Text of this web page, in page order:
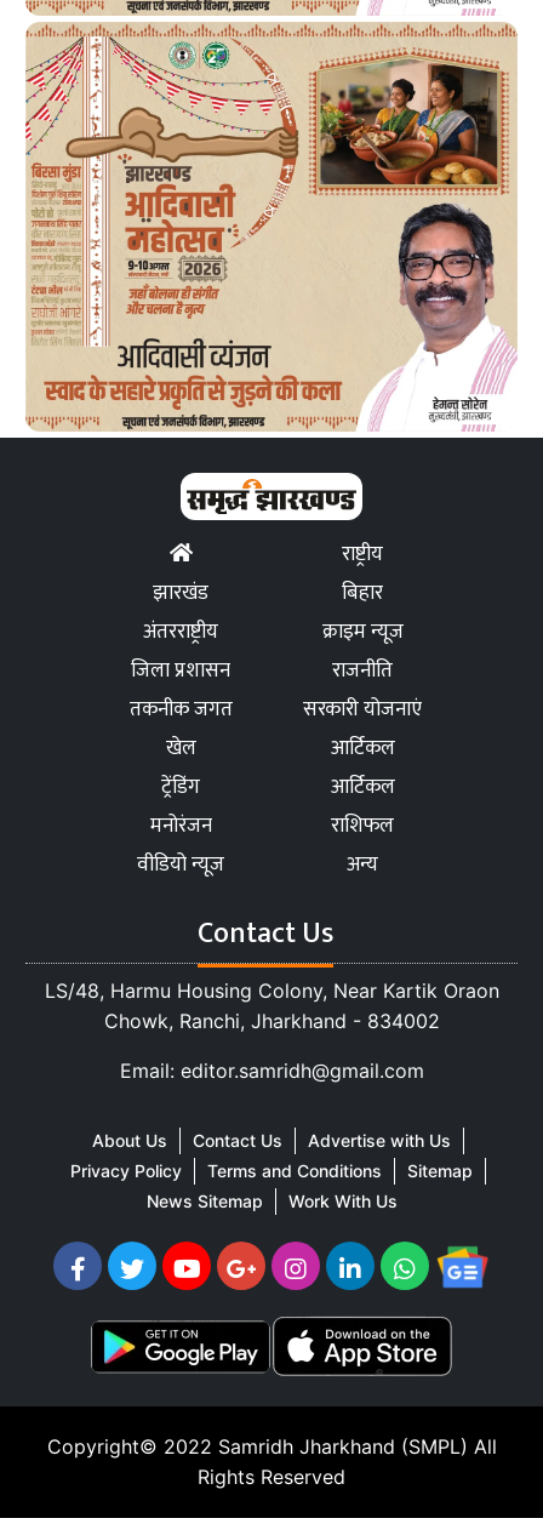
राष्ट्रीय
झारखंड
बिहार
अंतरराष्ट्रीय
क्राइम न्यूज
जिला प्रशासन
राजनीति
तकनीक जगत
सरकारी योजनाएं
खेल
आर्टिकल
ट्रेंडिंग
आर्टिकल
मनोरंजन
राशिफल
वीडियो न्यूज
अन्य
Contact Us
LS/48, Harmu Housing Colony, Near Kartik Oraon
Chowk, Ranchi, Jharkhand - 834002
Email: editor.samridh@gmail.com
About Us Contact Us
Advertise with Us
Privacy Policy
Terms and Conditions
Sitemap
News Sitemap
Work With Us
Copyright© 2022 Samridh Jharkhand (SMPL) All
Rights Reserved